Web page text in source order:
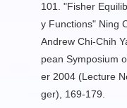
101. "Fisher
y Functions" Ning
Andrew Chi-Chih
pean Symposium
er 2004 (Lecture
ger), 169-179.